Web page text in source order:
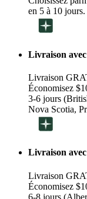
en 5 à 10 jours.
Livraison
Livraison
Économisez
3-6 jours
Nova Scotia,
Livraison
Livraison
Économisez
6-8 jours